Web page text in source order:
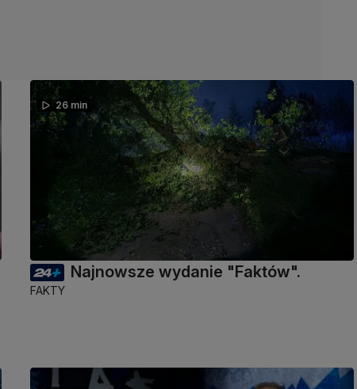
26 min
Najnowsze wydanie "Faktów".
FAKTY